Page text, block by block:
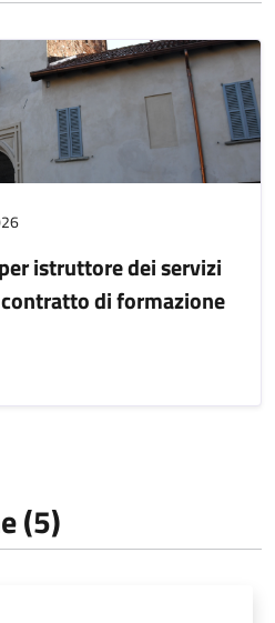
istruttore dei servizi
di formazione
(5)